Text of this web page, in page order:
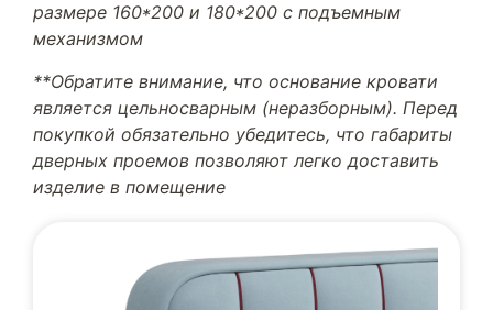
размере 160*200 и 180*200 с подъемным
механизмом
**Обратите внимание, что основание кровати
является цельносварным (неразборным). Перед
покупкой обязательно убедитесь, что габариты
дверных проемов позволяют легко доставить
изделие в помещение